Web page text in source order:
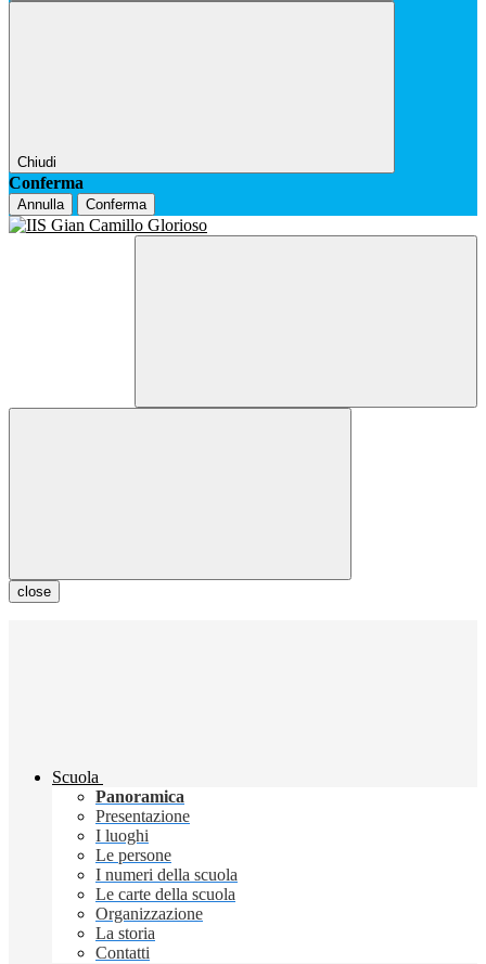
Chiudi
Conferma
Annulla Conferma
close
Scuola
Panoramica
Presentazione
I luoghi
Le persone
I numeri della scuola
Le carte della scuola
Organizzazione
La storia
Contatti